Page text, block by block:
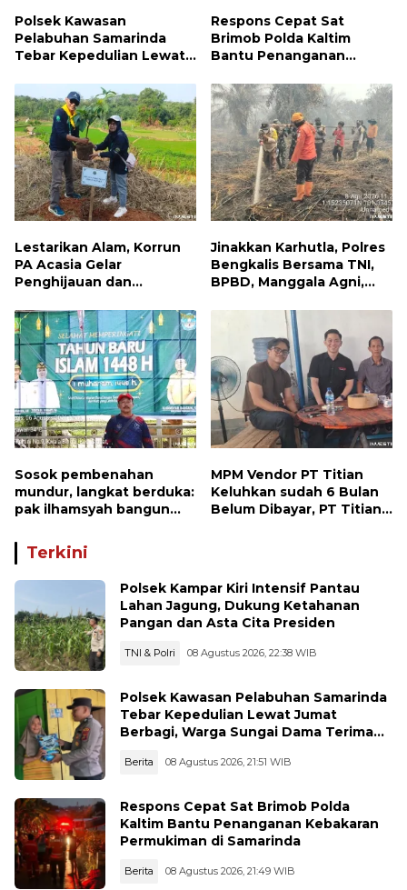
Polsek Kawasan
Pelabuhan Samarinda
Tebar Kepedulian Lewat
Sungai Dama Terima
Bantuan Sosial
Respons Cepat Sat
Brimob Polda Kaltim
Bantu Penanganan
Samarinda
Lestarikan Alam, Korrun
PA Acasia Gelar
Penghijauan dan
Wujudkan Kepedulian
Lingkungan
Jinakkan Karhutla, Polres
Bengkalis Bersama TNI,
BPBD, Manggala Agni,
Berjibaku di Siak Kecil
dan Mandau
Sosok pembenahan
mundur, langkat berduka:
pak ilhamsyah bangun
dunia pendidikan kita
MPM Vendor PT Titian
Keluhkan sudah 6 Bulan
Belum Dibayar, PT Titian
Terkini
Polsek Kampar Kiri Intensif Pantau
Lahan Jagung, Dukung Ketahanan
Pangan dan Asta Cita Presiden
TNI & Polri 08 Agustus 2026, 22:38 WIB
Polsek Kawasan Pelabuhan Samarinda
Tebar Kepedulian Lewat Jumat
Berbagi, Warga Sungai Dama Terima
Berita 08 Agustus 2026, 21:51 WIB
Respons Cepat Sat Brimob Polda
Kaltim Bantu Penanganan Kebakaran
Permukiman di Samarinda
Berita 08 Agustus 2026, 21:49 WIB